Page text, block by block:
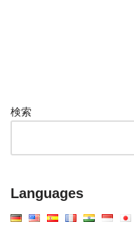
検索
Languages